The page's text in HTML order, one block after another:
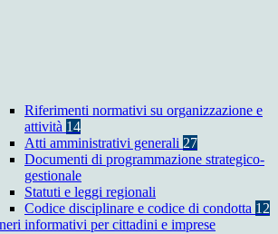
Riferimenti normativi su organizzazione e
attività 14
Atti amministrativi generali 27
Documenti di programmazione strategico-
gestionale
Statuti e leggi regionali
Codice disciplinare e codice di condotta 12
informativi per cittadini e imprese